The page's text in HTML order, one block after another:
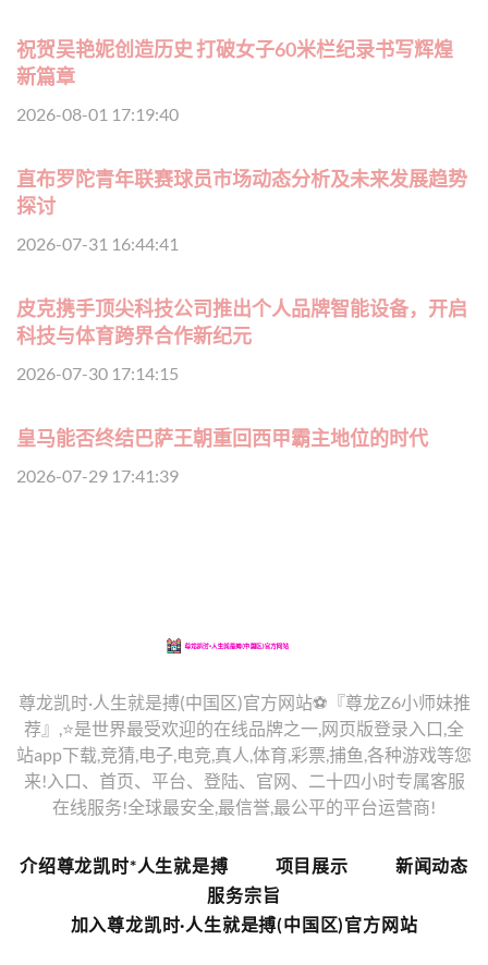
祝贺吴艳妮创造历史 打破女子60米栏纪录书写辉煌
新篇章
2026-08-01 17:19:40
直布罗陀青年联赛球员市场动态分析及未来发展趋势
探讨
2026-07-31 16:44:41
皮克携手顶尖科技公司推出个人品牌智能设备，开启
科技与体育跨界合作新纪元
2026-07-30 17:14:15
皇马能否终结巴萨王朝重回西甲霸主地位的时代
2026-07-29 17:41:39
尊龙凯时·人生就是搏(中国区)官方网站⚽️『尊龙Z6小师妹推
荐』,⭐️是世界最受欢迎的在线品牌之一,网页版登录入口,全
站app下载,竞猜,电子,电竞,真人,体育,彩票,捕鱼,各种游戏等您
来!入口、首页、平台、登陆、官网、二十四小时专属客服
在线服务!全球最安全,最信誉,最公平的平台运营商!
介绍尊龙凯时*人生就是搏 项目展示
新闻动态
服务宗旨
加入尊龙凯时·人生就是搏(中国区)官方网站